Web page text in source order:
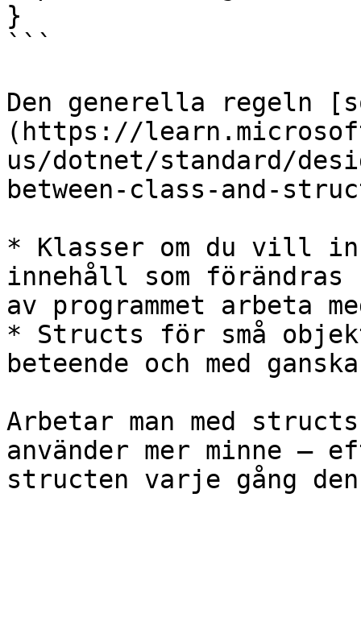
}
```
Den generella regeln
(https://
us/dotnet/standard/
between-class-and-
* Klasser om du vill
innehåll som
av programmet arbeta
* Structs för små
beteende och med
Arbetar man med
använder mer minne –